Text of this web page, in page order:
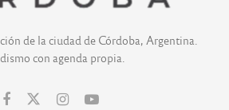
de la ciudad de Córdoba, Argentina.
con agenda propia.